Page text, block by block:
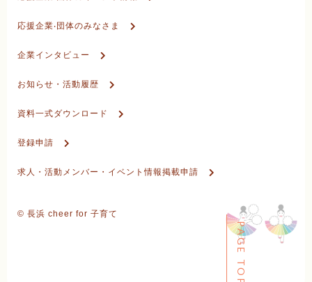
応援企業‧団体のみなさま
企業インタビュー
お知らせ・活動履歴
資料⼀式ダウンロード
登録申請
求人・活動メンバー・イベント情報掲載申請
© ⻑浜 cheer for ⼦育て
PAGE TOP